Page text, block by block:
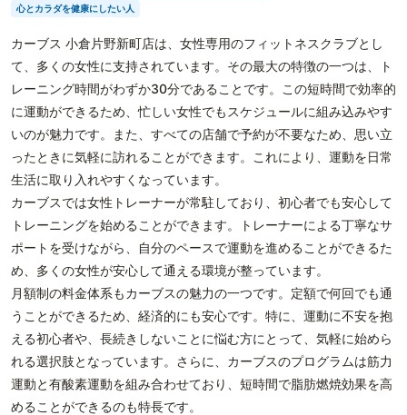
心とカラダを健康にしたい人
カーブス 小倉片野新町店は、女性専用のフィットネスクラブとし
て、多くの女性に支持されています。その最大の特徴の一つは、ト
レーニング時間がわずか30分であることです。この短時間で効率的
に運動ができるため、忙しい女性でもスケジュールに組み込みやす
いのが魅力です。また、すべての店舗で予約が不要なため、思い立
ったときに気軽に訪れることができます。これにより、運動を日常
生活に取り入れやすくなっています。
カーブスでは女性トレーナーが常駐しており、初心者でも安心して
トレーニングを始めることができます。トレーナーによる丁寧なサ
ポートを受けながら、自分のペースで運動を進めることができるた
め、多くの女性が安心して通える環境が整っています。
月額制の料金体系もカーブスの魅力の一つです。定額で何回でも通
うことができるため、経済的にも安心です。特に、運動に不安を抱
える初心者や、長続きしないことに悩む方にとって、気軽に始めら
れる選択肢となっています。さらに、カーブスのプログラムは筋力
運動と有酸素運動を組み合わせており、短時間で脂肪燃焼効果を高
めることができるのも特長です。